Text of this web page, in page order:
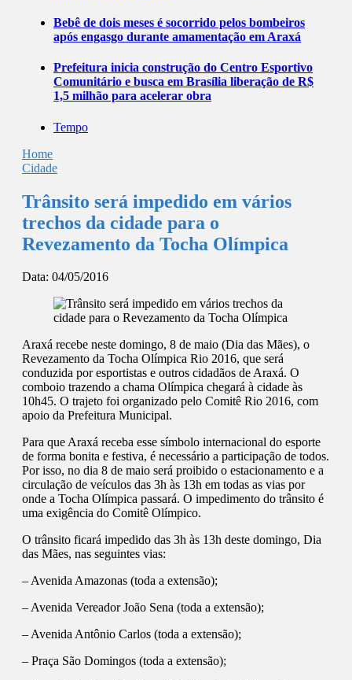
Bebê de dois meses é socorrido pelos bombeiros
após engasgo durante amamentação em Araxá
Prefeitura inicia construção do Centro Esportivo
Comunitário e busca em Brasília liberação de R$
1,5 milhão para acelerar obra
Tempo
Home
Cidade
Trânsito será impedido em vários
trechos da cidade para o
Revezamento da Tocha Olímpica
Data: 04/05/2016
Araxá recebe neste domingo, 8 de maio (Dia das Mães), o
Revezamento da Tocha Olímpica Rio 2016, que será
conduzida por esportistas e outros cidadãos de Araxá. O
comboio trazendo a chama Olímpica chegará à cidade às
10h45. O trajeto foi organizado pelo Comitê Rio 2016, com
apoio da Prefeitura Municipal.
Para que Araxá receba esse símbolo internacional do esporte
de forma bonita e festiva, é necessário a participação de todos.
Por isso, no dia 8 de maio será proibido o estacionamento e a
circulação de veículos das 3h às 13h em todas as vias por
onde a Tocha Olímpica passará. O impedimento do trânsito é
uma exigência do Comitê Olímpico.
O trânsito ficará impedido das 3h às 13h deste domingo, Dia
das Mães, nas seguintes vias:
– Avenida Amazonas (toda a extensão);
– Avenida Vereador João Sena (toda a extensão);
– Avenida Antônio Carlos (toda a extensão);
– Praça São Domingos (toda a extensão);